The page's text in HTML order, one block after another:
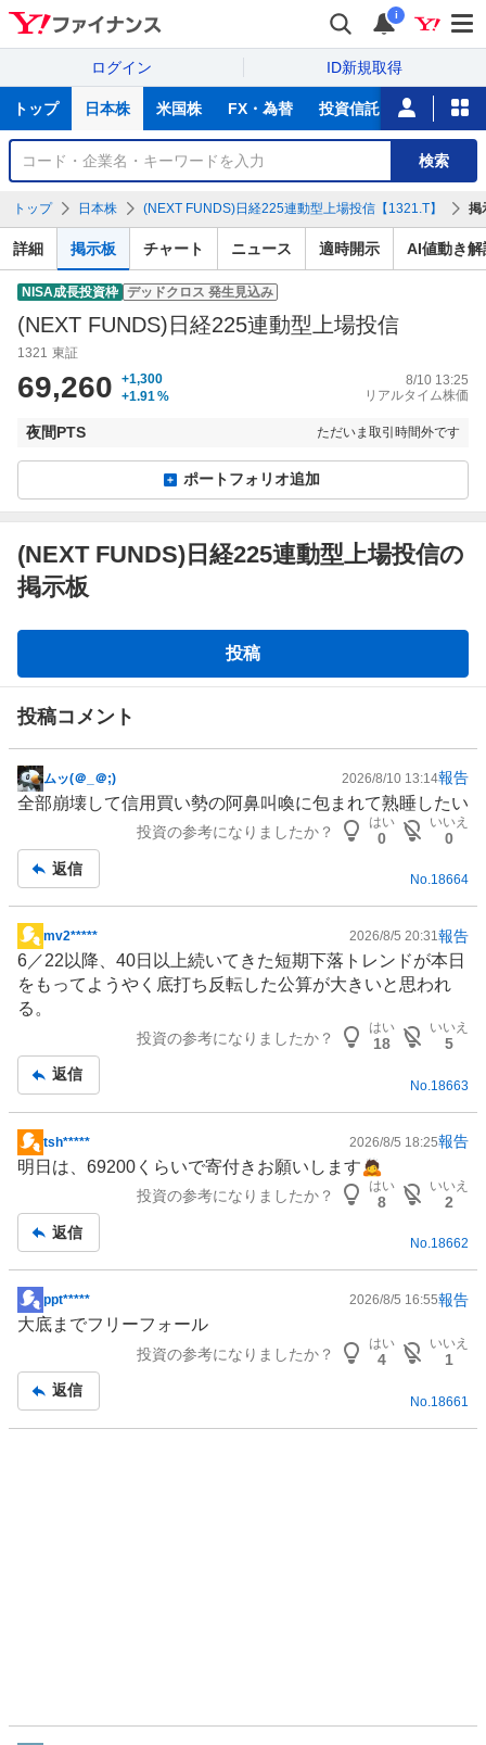
i
ログイン ID新規取得
サ
トップ 日本株 米国株 FX・為替 投資信託 ニュース
銘
検
索
検索
トップ 日本株 (NEXT FUNDS)日経225連動型上場投信【1321.T】 掲
詳細 掲示板 チャート ニュース 適時開示 AI値動き解
NISA成長投資枠 デッドクロス 発生見込み
(NEXT FUNDS)日経225連動型上場投信
1321 東証
69,260
+1,300
+1.91 %
8/10 13:25
リアルタイム株価
夜間PTS ただいま取引時間外です
ポートフォリオ追加
(NEXT FUNDS)日経225連動型上場投信の
掲示板
板
投稿
投稿コメント
掲
示
事
ムッ(＠_＠;) 2026/8/10 13:14報告
全部崩壊して信用買い勢の阿鼻叫喚に包まれて熟睡したい
投資の参考になりましたか？
はい
0
いいえ
0
返信
No.18664
掲
示
板
記
mv2***** 2026/8/5 20:31報告
6／22以降、40日以上続いてきた短期下落トレンドが本日
をもってようやく底打ち反転した公算が大きいと思われ
る。
投資の参考になりましたか？
はい
18
いいえ
5
返信
No. 18663
掲
示
事
tsh***** 2026/8/5 18:25報告
明日は、69200くらいで寄付きお願いします🙇
投資の参考になりましたか？
はい
8
いいえ
2
返信
No.18662
掲
示
事
ppt***** 2026/8/5 16:55報告
大底までフリーフォール
投資の参考になりましたか？
はい
4
いいえ
1
返信
No. 18661